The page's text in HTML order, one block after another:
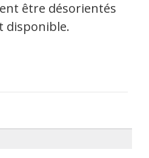
être désorientés
disponible.